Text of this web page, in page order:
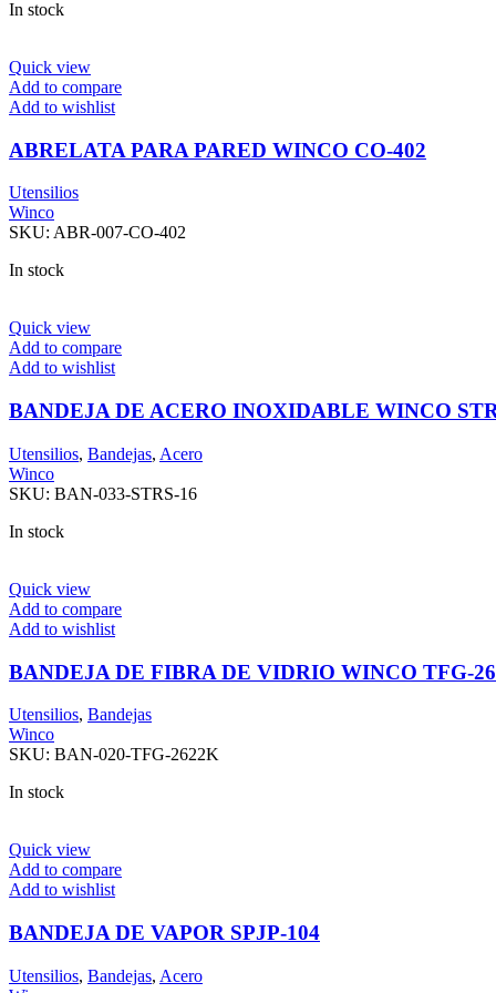
In stock
Quick view
Add to compare
Add to wishlist
ABRELATA PARA PARED WINCO CO-402
Utensilios
Winco
SKU: ABR-007-CO-402
In stock
Quick view
Add to compare
Add to wishlist
BANDEJA DE ACERO INOXIDABLE WINCO
Utensilios, Bandejas, Acero
Winco
SKU: BAN-033-STRS-16
In stock
Quick view
Add to compare
Add to wishlist
BANDEJA DE FIBRA DE VIDRIO WINCO TFG-
Utensilios, Bandejas
Winco
SKU: BAN-020-TFG-2622K
In stock
Quick view
Add to compare
Add to wishlist
BANDEJA DE VAPOR SPJP-104
Utensilios, Bandejas, Acero